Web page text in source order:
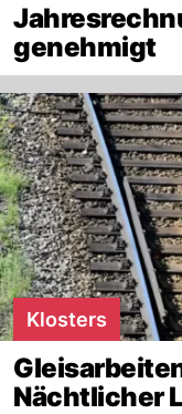
genehmigt
Klosters
Nächtlicher